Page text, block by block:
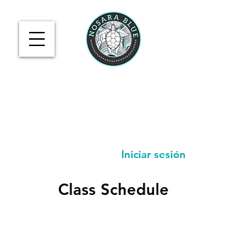
Iniciar sesión
Class Schedule